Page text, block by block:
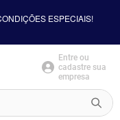
ESPECIAIS!
Entre ou
cadastre sua
empresa